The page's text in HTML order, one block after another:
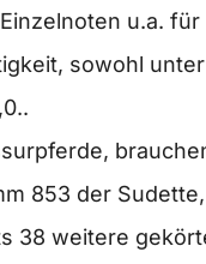
u.a. für
sowohl
853 der
38 weitere